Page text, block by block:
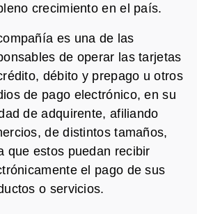
crecimiento en el país.
es una de las
de operar las tarjetas
débito y prepago u otros
de pago electrónico, en su
de adquirente, afiliando
de distintos tamaños,
que estos puedan recibir
el pago de sus
o servicios.